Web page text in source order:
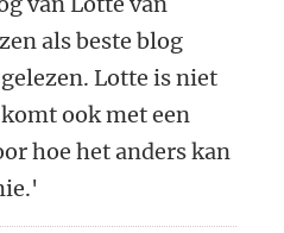
als beste blog
Lotte is niet
ook met een
hoe het anders kan